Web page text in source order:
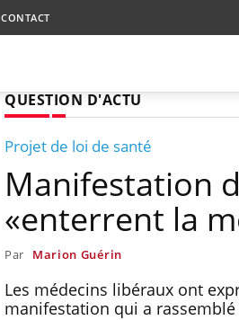
CONTACT
QUESTION D'ACTU
Projet de loi de santé
Manifestation
«enterrent la
Par Marion Guérin
Les médecins libéraux ont
manifestation qui a